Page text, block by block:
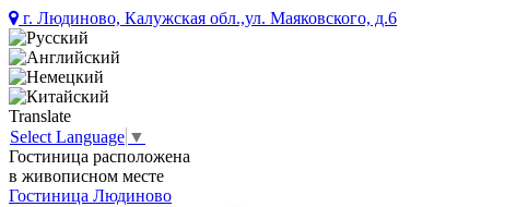
г. Людиново, Калужская обл.,ул. Маяковского, д.6
Translate
Select Language ▼
Гостиница расположена
в живописном месте
Гостиница Людиново